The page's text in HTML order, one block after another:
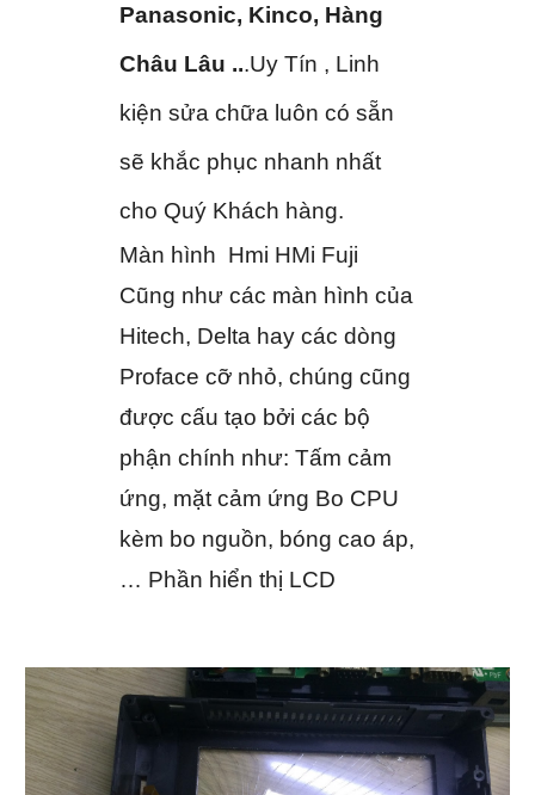
Panasonic, Kinco, Hàng
Châu Lâu ...Uy Tín , Linh
kiện sửa chữa luôn có sẵn
sẽ khắc phục nhanh nhất
cho Quý Khách hàng.
Màn hình Hmi HMi Fuji
Cũng như các màn hình của
Hitech, Delta hay các dòng
Proface cỡ nhỏ, chúng cũng
được cấu tạo bởi các bộ
phận chính như: Tấm cảm
ứng, mặt cảm ứng Bo CPU
kèm bo nguồn, bóng cao áp,
… Phần hiển thị LCD